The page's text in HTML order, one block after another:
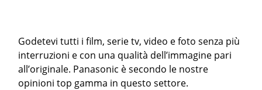
Godetevi tutti i film, serie tv, video e foto senza più
interruzioni e con una qualità dell’immagine pari
all’originale. Panasonic è secondo le nostre
opinioni top gamma in questo settore.